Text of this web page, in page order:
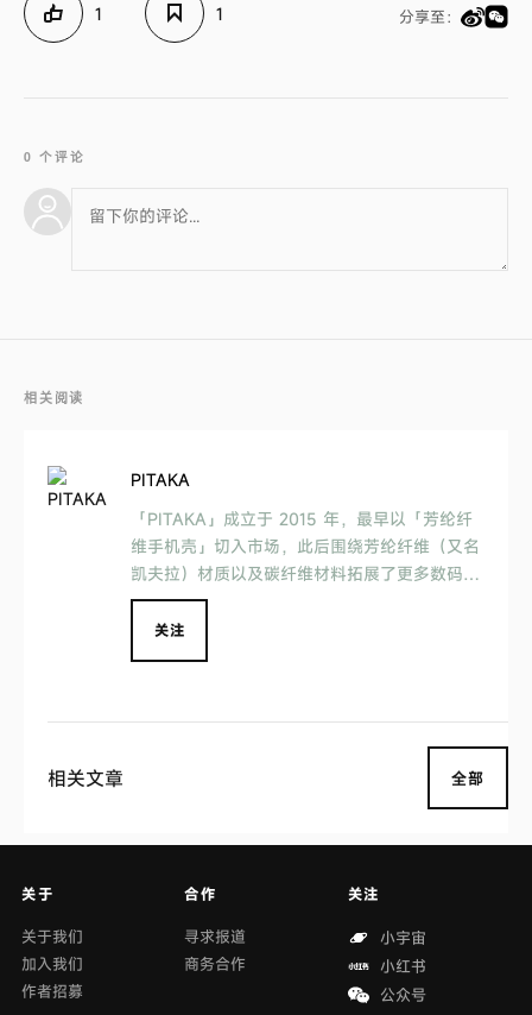
1 1 分享至：
0 个评论
相关阅读
PITAKA
「PITAKA」成立于 2015 年，最早以「芳纶纤
维手机壳」切入市场，此后围绕芳纶纤维（又名
凯夫拉）材质以及碳纤维材料拓展了更多数码科
技产品。
关注
相关文章 全部
关于
关于我们
加入我们
作者招募
合作
寻求报道
商务合作
关注
小宇宙
小红书
公众号